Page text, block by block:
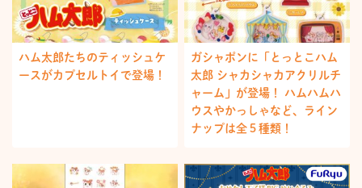
ハム太郎たちのティッシュケ
ースがカプセルトイで登場！
ガシャポンに「とっとこハム
太郎 シャカシャカアクリルチ
ャーム」が登場！ ハムハムハ
ウスやかっしゃなど、ライン
ナップは全５種類！